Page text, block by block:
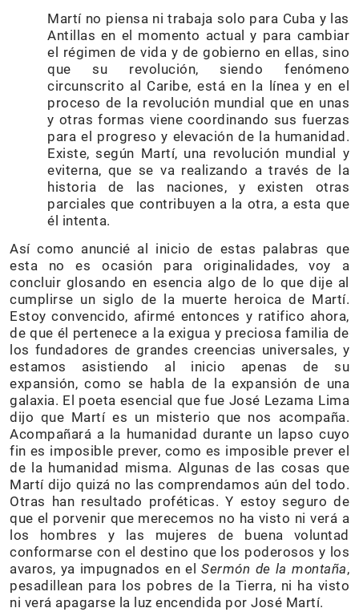
Martí no piensa ni trabaja solo para Cuba y las
Antillas en el momento actual y para cambiar
el régimen de vida y de gobierno en ellas, sino
que su revolución, siendo fenómeno
circunscrito al Caribe, está en la línea y en el
proceso de la revolución mundial que en unas
y otras formas viene coordinando sus fuerzas
para el progreso y elevación de la humanidad.
Existe, según Martí, una revolución mundial y
eviterna, que se va realizando a través de la
historia de las naciones, y existen otras
parciales que contribuyen a la otra, a esta que
él intenta.
Así como anuncié al inicio de estas palabras que
esta no es ocasión para originalidades, voy a
concluir glosando en esencia algo de lo que dije al
cumplirse un siglo de la muerte heroica de Martí.
Estoy convencido, afirmé entonces y ratifico ahora,
de que él pertenece a la exigua y preciosa familia de
los fundadores de grandes creencias universales, y
estamos asistiendo al inicio apenas de su
expansión, como se habla de la expansión de una
galaxia. El poeta esencial que fue José Lezama Lima
dijo que Martí es un misterio que nos acompaña.
Acompañará a la humanidad durante un lapso cuyo
fin es imposible prever, como es imposible prever el
de la humanidad misma. Algunas de las cosas que
Martí dijo quizá no las comprendamos aún del todo.
Otras han resultado proféticas. Y estoy seguro de
que el porvenir que merecemos no ha visto ni verá a
los hombres y las mujeres de buena voluntad
conformarse con el destino que los poderosos y los
avaros, ya impugnados en elSermón de la montaña,
pesadillean para los pobres de la Tierra, ni ha visto
ni verá apagarse la luz encendida por José Martí.